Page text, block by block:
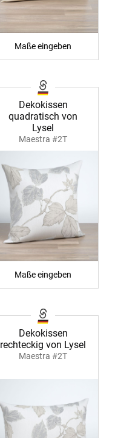
Maße eingeben
Dekokissen
quadratisch von
Lysel
Maestra #2T
Maße eingeben
Dekokissen
rechteckig von Lysel
Maestra #2T